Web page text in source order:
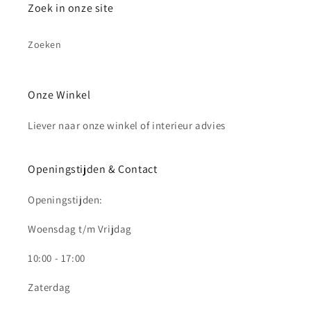
Zoek in onze site
Zoeken
Onze Winkel
Liever naar onze winkel of interieur advies
Openingstijden & Contact
Openingstijden:
Woensdag t/m Vrijdag
10:00 - 17:00
Zaterdag